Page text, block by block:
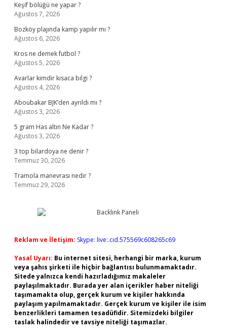
Keşif bölüğü ne yapar ?
Ağustos 7, 2026
Bozköy plajında kamp yapılır mı ?
Ağustos 6, 2026
Kros ne demek futbol ?
Ağustos 5, 2026
Avarlar kimdir kısaca bilgi ?
Ağustos 4, 2026
Aboubakar BJK’den ayrıldı mı ?
Ağustos 3, 2026
5 gram Has altın Ne Kadar ?
Ağustos 3, 2026
3 top bilardoya ne denir ?
Temmuz 30, 2026
Tramola manevrası nedir ?
Temmuz 29, 2026
Reklam ve İletişim: Skype: live:.cid.575569c608265c69
Yasal Uyarı: Bu internet sitesi, herhangi bir marka, kurum
veya şahıs şirketi ile hiçbir bağlantısı bulunmamaktadır.
Sitede yalnızca kendi hazırladığımız makaleler
paylaşılmaktadır. Burada yer alan içerikler haber niteliği
taşımamakta olup, gerçek kurum ve kişiler hakkında
paylaşım yapılmamaktadır. Gerçek kurum ve kişiler ile isim
benzerlikleri tamamen tesadüfidir. Sitemizdeki bilgiler
taslak halindedir ve tavsiye niteliği taşımazlar.